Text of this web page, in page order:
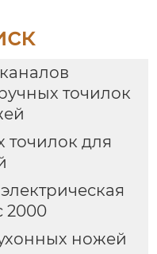
точилок
точилок для
2000
ножей